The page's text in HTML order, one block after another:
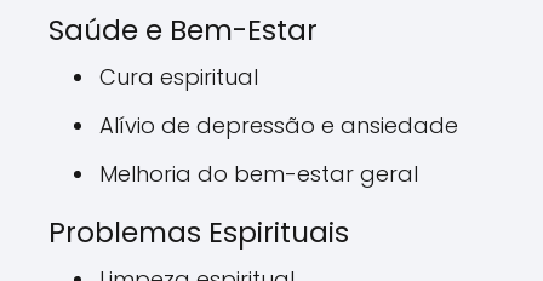
Saúde e Bem-Estar
Cura espiritual
Alívio de depressão e ansiedade
Melhoria do bem-estar geral
Problemas Espirituais